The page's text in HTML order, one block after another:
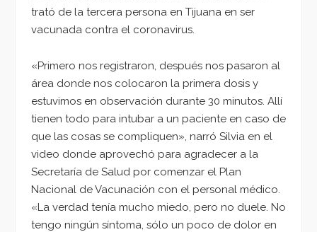
trató de la tercera persona en Tijuana en ser
vacunada contra el coronavirus.
«Primero nos registraron, después nos pasaron al
área donde nos colocaron la primera dosis y
estuvimos en observación durante 30 minutos. Allí
tienen todo para intubar a un paciente en caso de
que las cosas se compliquen», narró Silvia en el
video donde aprovechó para agradecer a la
Secretaría de Salud por comenzar el Plan
Nacional de Vacunación con el personal médico.
«La verdad tenía mucho miedo, pero no duele. No
tengo ningún síntoma, sólo un poco de dolor en